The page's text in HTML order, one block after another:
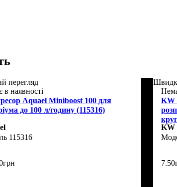
перегляд
в наявності
Aquael Miniboost 100 для
до 100 л/годину (115316)
115316
грн
KW
KW
7.50